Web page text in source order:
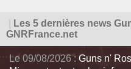
Les 5 dernières news
GNRFrance.net
Le 09/08/2026 : Guns n'